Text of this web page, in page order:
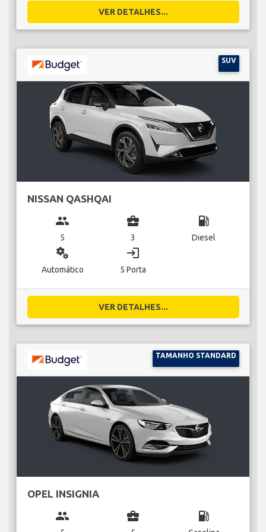
VER DETALHES...
SUV
NISSAN QASHQAI
group
5
business_center
3
local_gas_station
Diesel
miscellaneous_services
Automático
login
5 Porta
VER DETALHES...
TAMANHO STANDARD
OPEL INSIGNIA
group business_center local_gas_station